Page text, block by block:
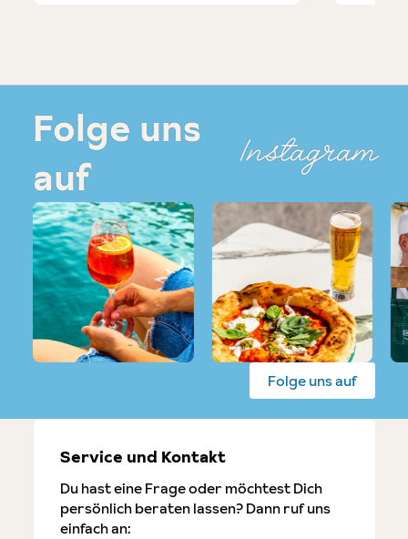
Folge uns
auf
Instagram
Folge uns auf
Service und Kontakt
Du hast eine Frage oder möchtest Dich
persönlich beraten lassen? Dann ruf uns
einfach an: